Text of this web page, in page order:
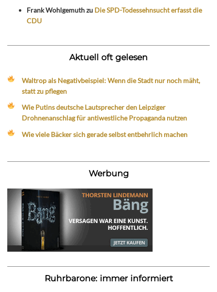
Frank Wohlgemuthzu Die SPD-Todessehnsucht erfasst die
CDU
Aktuell oft gelesen
Waltrop als Negativbeispiel: Wenn die Stadt nur noch mäht,
statt zu pflegen
Wie Putins deutsche Lautsprecher den Leipziger
Drohnenanschlag für antiwestliche Propaganda nutzen
Wie viele Bäcker sich gerade selbst entbehrlich machen
Werbung
Ruhrbarone: immer informiert